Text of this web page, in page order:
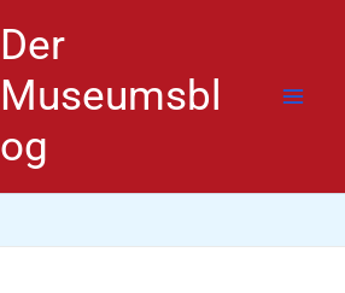
Der
Museumsbl
og